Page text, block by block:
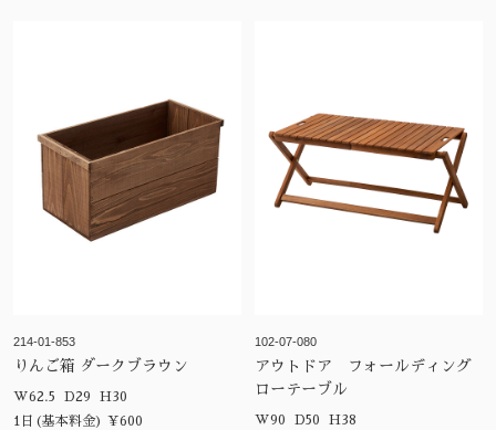
214-01-853
りんご箱 ダークブラウン
W62.5 D29 H30
1日(基本料金) ¥600
102-07-080
アウトドア フォールディング
ローテーブル
W90 D50 H38